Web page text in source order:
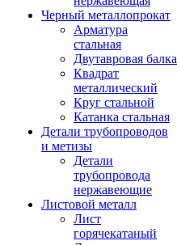
Черный металлопрокат
Арматура
стальная
Двутавровая балка
Квадрат
металлический
Круг стальной
Катанка стальная
Детали трубопроводов
и метизы
Детали
трубопровода
нержавеющие
Листовой металл
Лист
горячекатаный